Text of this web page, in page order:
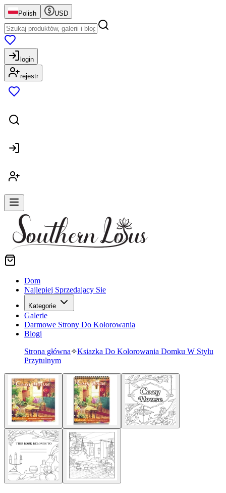
Polish USD
login
rejestr
Dom
Najlepiej Sprzedajacy Sie
Kategorie
Galerie
Darmowe Strony Do Kolorowania
Blogi
Strona główna✧Ksiazka Do Kolorowania Domku W Stylu
Przytulnym